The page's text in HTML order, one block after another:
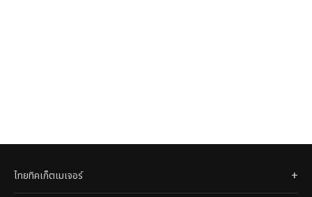
ไทยทิคเก็ตเมเจอร์